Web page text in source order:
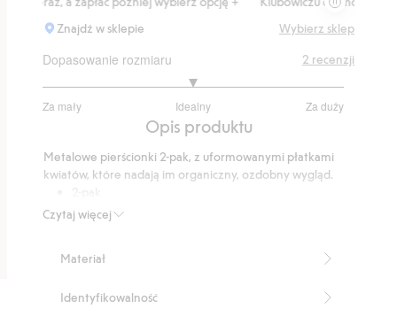
Znajdź w sklepie
Wybierz sklep
Dopasowanie rozmiaru
Za mały Idealny Za duży
na
1
głosów
2 recenzji
Opis produktu
Czytaj więcej
Metalowe pierścionki 2-pak, z uformowanymi płatkami
kwiatów, które nadają im organiczny, ozdobny wygląd.
Uformowane płatki kwiatów
Numer artykułu
Materiał
Identyfikowalność